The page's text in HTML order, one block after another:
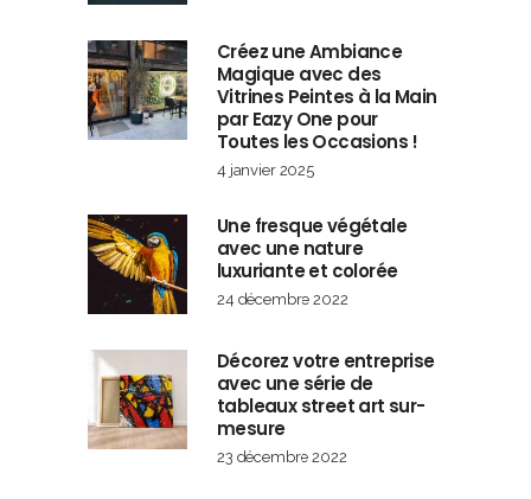
Créez une Ambiance
Magique avec des
Vitrines Peintes à la Main
par Eazy One pour
Toutes les Occasions !
4 janvier 2025
Une fresque végétale
avec une nature
luxuriante et colorée
24 décembre 2022
Décorez votre entreprise
avec une série de
tableaux street art sur-
mesure
23 décembre 2022